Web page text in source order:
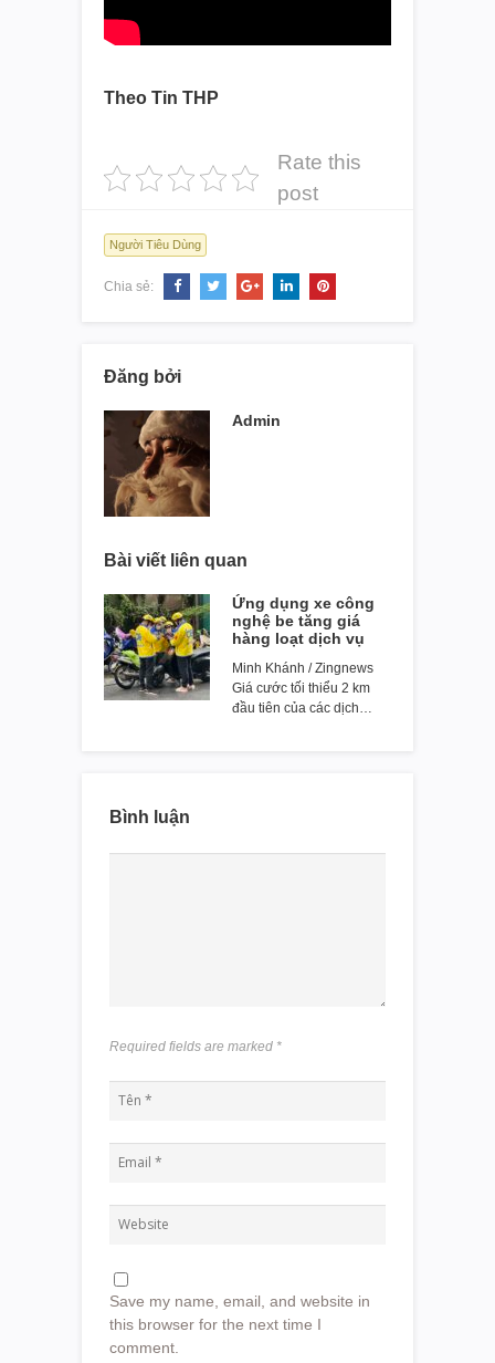
Theo Tin THP
Rate this
post
Người Tiêu Dùng
Chia sẻ:
Đăng bởi
Admin
Bài viết liên quan
Ứng dụng xe công
nghệ be tăng giá
hàng loạt dịch vụ
Minh Khánh / Zingnews
Giá cước tối thiểu 2 km
đầu tiên của các dịch…
Bình luận
Required fields are marked *
Save my name, email, and website in
this browser for the next time I
comment.